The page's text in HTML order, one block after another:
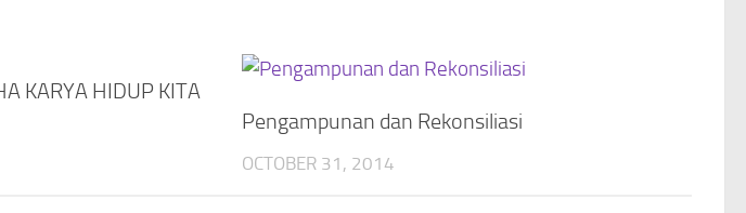
KARYA HIDUP KITA
Pengampunan dan Rekonsiliasi
OCTOBER 31, 2014